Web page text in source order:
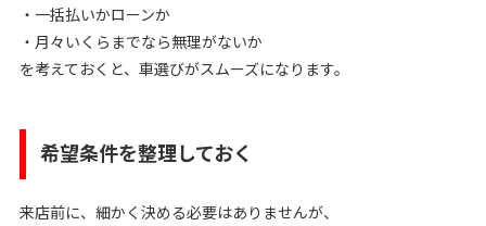
・一括払いかローンか
・月々いくらまでなら無理がないか
を考えておくと、車選びがスムーズになります。
希望条件を整理しておく
来店前に、細かく決める必要はありませんが、